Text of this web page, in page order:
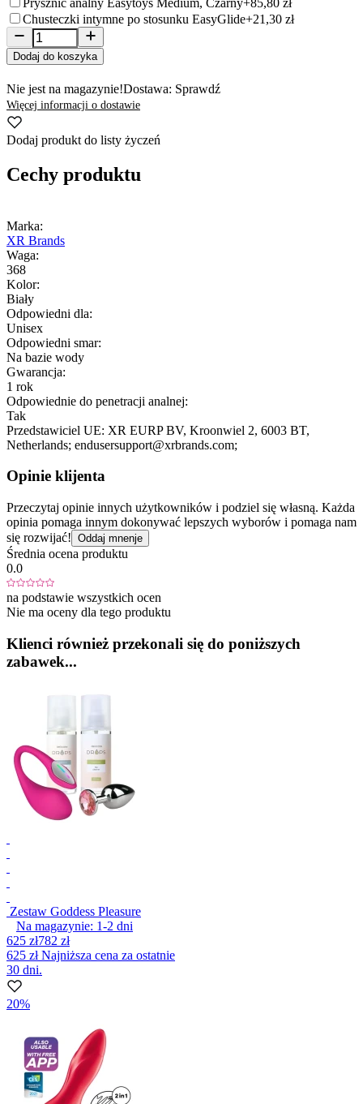
Chusteczki intymne po stosunku EasyGlide+21,30 zł
Dodaj do koszyka
Nie jest na magazynie!Dostawa: Sprawdź
Więcej informacji o dostawie
Dodaj produkt do listy życzeń
Cechy produktu
Marka:
XR Brands
Waga:
368
Kolor:
Biały
Odpowiedni dla:
Unisex
Odpowiedni smar:
Na bazie wody
Gwarancja:
1 rok
Odpowiednie do penetracji analnej:
Tak
Przedstawiciel UE: XR EURP BV, Kroonwiel 2, 6003 BT,
Netherlands; endusersupport@xrbrands.com;
Opinie klijenta
Przeczytaj opinie innych użytkowników i podziel się własną. Każda
opinia pomaga innym dokonywać lepszych wyborów i pomaga nam
się rozwijać! Oddaj mnenje
Średnia ocena produktu
0.0
na podstawie wszystkich ocen
Nie ma oceny dla tego produktu
Klienci również przekonali się do poniższych
zabawek...
Zestaw Goddess Pleasure
Na magazynie: 1-2 dni
625 zł782 zł
625 złNajniższa cena za ostatnie
30 dni.
20%